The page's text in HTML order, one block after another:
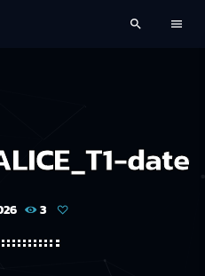
search menu
date
3